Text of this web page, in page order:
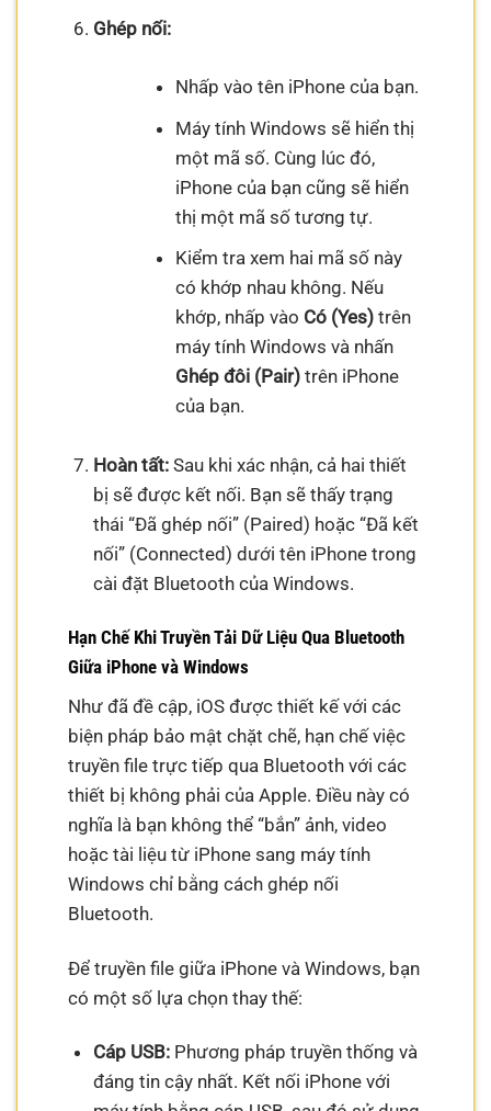
Ghép nối:
Nhấp vào tên iPhone của bạn.
Máy tính Windows sẽ hiển thị
một mã số. Cùng lúc đó,
iPhone của bạn cũng sẽ hiển
thị một mã số tương tự.
Kiểm tra xem hai mã số này
có khớp nhau không. Nếu
khớp, nhấp vào Có (Yes)trên
máy tính Windows và nhấn
Ghép đôi (Pair)trên iPhone
của bạn.
Hoàn tất:Sau khi xác nhận, cả hai thiết
bị sẽ được kết nối. Bạn sẽ thấy trạng
thái “Đã ghép nối” (Paired) hoặc “Đã kết
nối” (Connected) dưới tên iPhone trong
cài đặt Bluetooth của Windows.
Hạn Chế Khi Truyền Tải Dữ Liệu Qua Bluetooth
Giữa iPhone và Windows
Như đã đề cập, iOS được thiết kế với các
biện pháp bảo mật chặt chẽ, hạn chế việc
truyền file trực tiếp qua Bluetooth với các
thiết bị không phải của Apple. Điều này có
nghĩa là bạn không thể “bắn” ảnh, video
hoặc tài liệu từ iPhone sang máy tính
Windows chỉ bằng cách ghép nối
Bluetooth.
Để truyền file giữa iPhone và Windows, bạn
có một số lựa chọn thay thế:
Cáp USB:Phương pháp truyền thống và
đáng tin cậy nhất. Kết nối iPhone với